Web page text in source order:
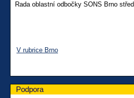
Rada oblastní odbočky SONS Brno střed
V rubrice Brno
Podpora